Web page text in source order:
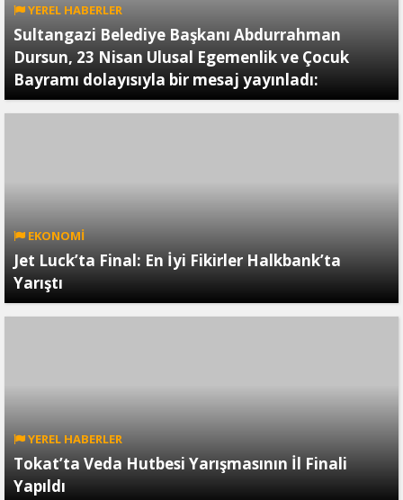
YEREL HABERLER
Sultangazi Belediye Başkanı Abdurrahman
Dursun, 23 Nisan Ulusal Egemenlik ve Çocuk
Bayramı dolayısıyla bir mesaj yayınladı:
EKONOMİ
Jet Luck’ta Final: En İyi Fikirler Halkbank’ta
Yarıştı
YEREL HABERLER
Tokat’ta Veda Hutbesi Yarışmasının İl Finali
Yapıldı